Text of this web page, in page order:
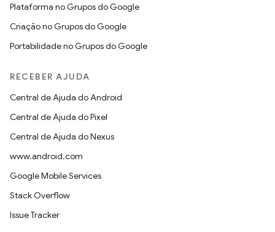
Plataforma no Grupos do Google
Criação no Grupos do Google
Portabilidade no Grupos do Google
RECEBER AJUDA
Central de Ajuda do Android
Central de Ajuda do Pixel
Central de Ajuda do Nexus
www.android.com
Google Mobile Services
Stack Overflow
Issue Tracker